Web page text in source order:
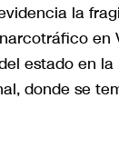
la
en
estado en
donde se